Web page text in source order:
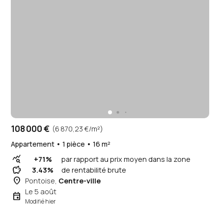
108 000 € (6 870,23 €/m²)
Appartement • 1 pièce • 16 m²
query_stats +71% par rapport au prix moyen dans la zone
savings 3.43% de rentabilité brute
place Pontoise, Centre-ville
event Le 5 août
Modifié hier